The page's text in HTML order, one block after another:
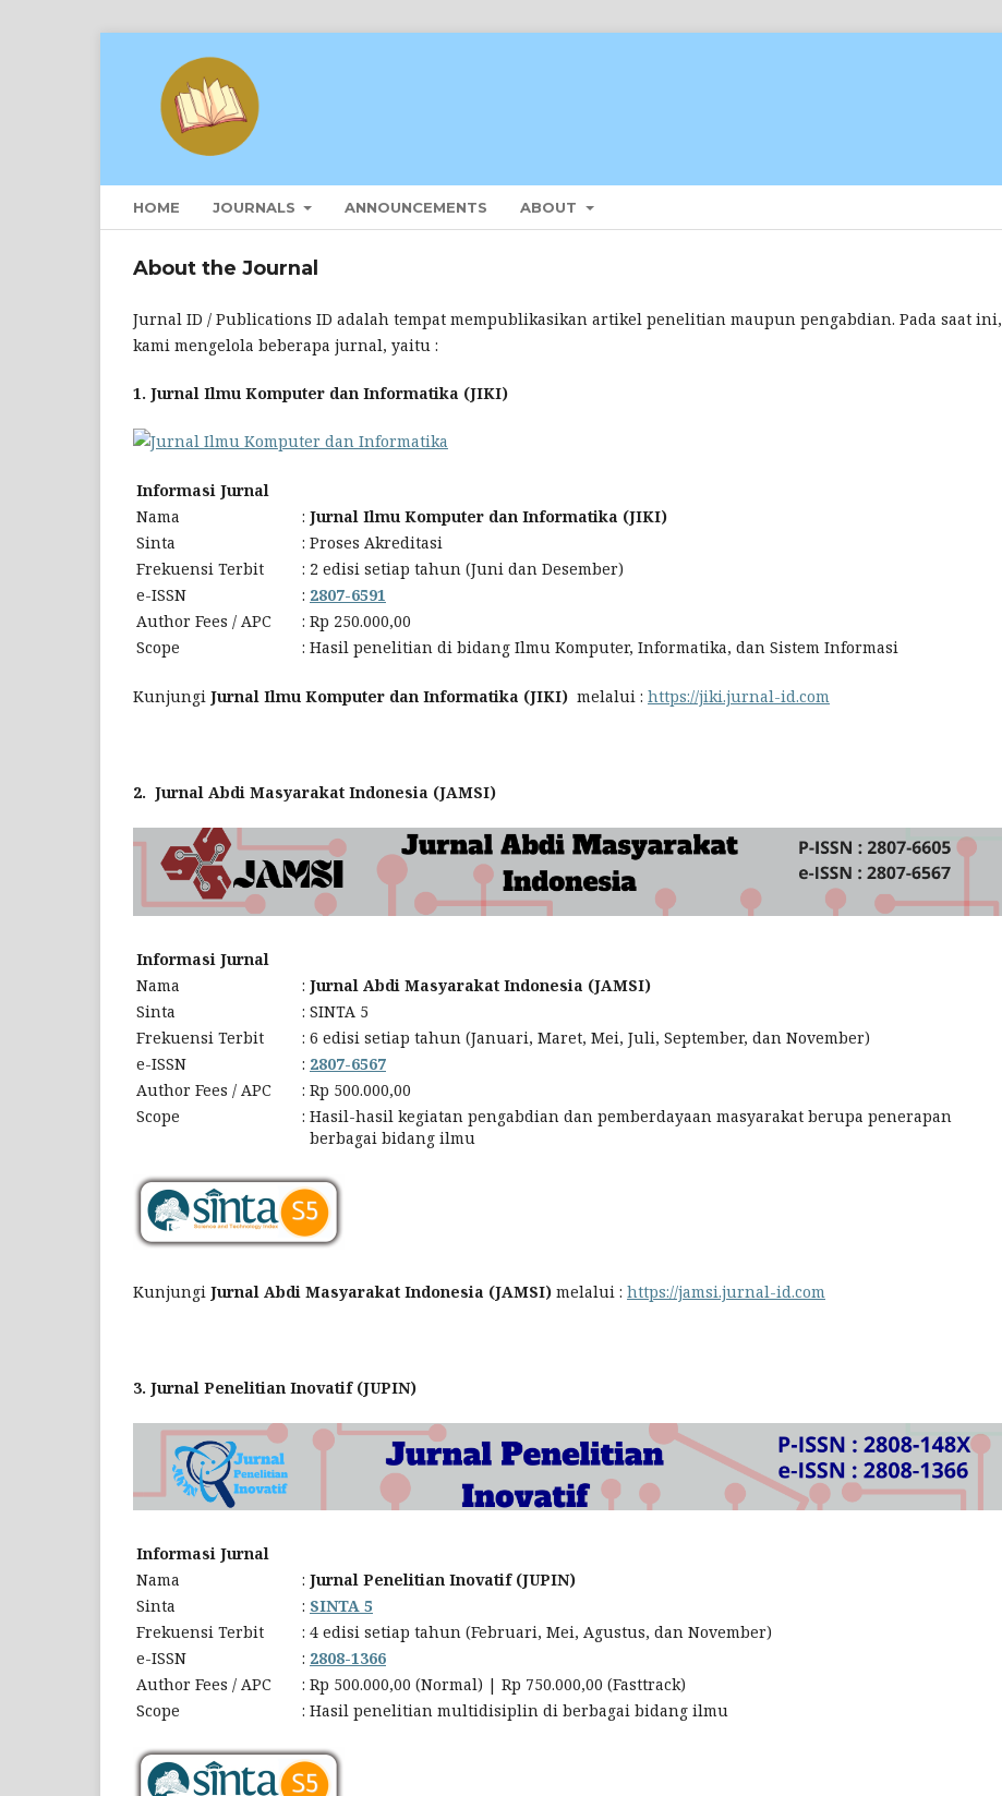
HOME JOURNALS ANNOUNCEMENTS ABOUT
About the Journal
Jurnal ID / Publications ID adalah tempat mempublikasikan artikel penelitian maupun pengabdian. Pada saat ini,
kami mengelola beberapa jurnal, yaitu :
1. Jurnal Ilmu Komputer dan Informatika (JIKI)
Informasi Jurnal
Nama
: Jurnal Ilmu Komputer dan Informatika (JIKI)
Sinta
: Proses Akreditasi
Frekuensi Terbit
: 2 edisi setiap tahun (Juni dan Desember)
e-ISSN
: 2807-6591
Author Fees / APC
: Rp 250.000,00
Scope
: Hasil penelitian di bidang Ilmu Komputer, Informatika, dan Sistem Informasi
Kunjungi Jurnal Ilmu Komputer dan Informatika (JIKI) melalui : https://jiki.jurnal-id.com
2. Jurnal Abdi Masyarakat Indonesia (JAMSI)
Informasi Jurnal
Nama
: Jurnal Abdi Masyarakat Indonesia (JAMSI)
Sinta
: SINTA 5
Frekuensi Terbit
: 6 edisi setiap tahun (Januari, Maret, Mei, Juli, September, dan November)
e-ISSN
: 2807-6567
Author Fees / APC
: Rp 500.000,00
Scope
: Hasil-hasil kegiatan pengabdian dan pemberdayaan masyarakat berupa penerapan
berbagai bidang ilmu
Kunjungi Jurnal Abdi Masyarakat Indonesia (JAMSI) melalui : https://jamsi.jurnal-id.com
3. Jurnal Penelitian Inovatif (JUPIN)
Informasi Jurnal
Nama
: Jurnal Penelitian Inovatif (JUPIN)
Sinta
: SINTA 5
Frekuensi Terbit
: 4 edisi setiap tahun (Februari, Mei, Agustus, dan November)
e-ISSN
: 2808-1366
Author Fees / APC
: Rp 500.000,00 (Normal) | Rp 750.000,00 (Fasttrack)
Scope
: Hasil penelitian multidisiplin di berbagai bidang ilmu